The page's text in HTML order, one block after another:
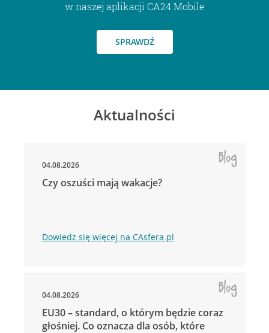
w naszej aplikacji CA24 Mobile
SPRAWDŹ
Aktualności
04.08.2026
Czy oszuści mają wakacje?
Dowiedz się więcej na CAsfera.pl
04.08.2026
EU30 – standard, o którym będzie coraz
głośniej. Co oznacza dla osób, które